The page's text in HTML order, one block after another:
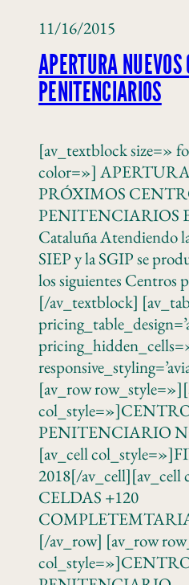
11/16/2015
APERTURA NUEVOS
PENITENCIARIOS
[av_textblock size=»
color=»]
PRÓXIMOS
PENITENCIARIOS
Cataluña Atendiendo
SIEP y la SGIP se
los siguientes Centros
[/av_textblock]
[av_row
PENITENCIARIO
[av_cell
2018[/av_cell][av_cell
CELDAS +120
[/av_row] [av_row